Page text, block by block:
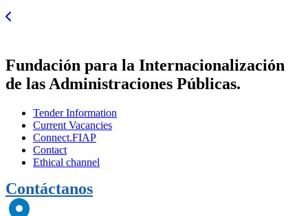
Fundación para la Internacionalización
de las Administraciones Públicas.
Tender Information
Current Vacancies
Connect.FIAP
Contact
Ethical channel
Contáctanos